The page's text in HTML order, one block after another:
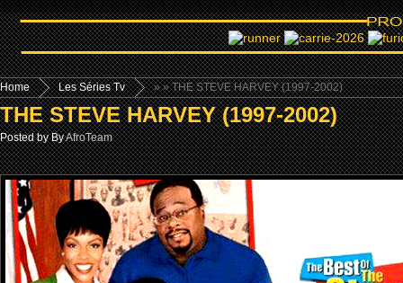
Home »
Les Séries Tv » THE STEVE HARVEY (1997-2002)
THE STEVE HARVEY (1997-2002)
Posted by ByAfroTeam